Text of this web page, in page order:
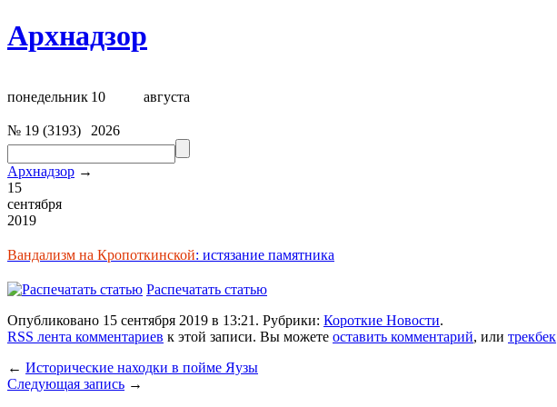
Архнадзор
понедельник 10 августа
№ 19 (3193) 2026
Архнадзор →
15
сентября
2019
Вандализм на Кропоткинской: истязание памятника
Распечатать статью
Опубликовано 15 сентября 2019 в 13:21. Рубрики: Короткие Новости.
RSS лента комментариев к этой записи. Вы можете оставить комментарий, или трекбек
← Исторические находки в пойме Яузы
Следующая запись →